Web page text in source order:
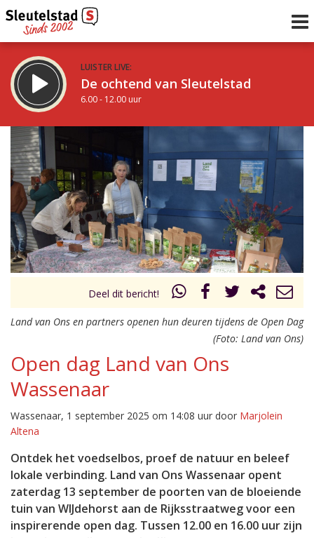
LUISTER LIVE:
De ochtend van Sleutelstad
6.00 - 12.00 uur
STRAKS:
De middag van Sleutelstad
12.00 - 18.00 uur
Vorig uur
uur 1 van 0 Volgend uur
Inklappen
Deel dit bericht!
Land van Ons en partners openen hun deuren tijdens de Open Dag
(Foto: Land van Ons)
Open dag Land van Ons
Wassenaar
Wassenaar, 1 september 2025 om 14:08 uur door Marjolein
Altena
Ontdek het voedselbos, proef de natuur en beleef
lokale verbinding. Land van Ons Wassenaar opent
zaterdag 13 september de poorten van de bloeiende
tuin van WIJdehorst aan de Rijksstraatweg voor een
inspirerende open dag. Tussen 12.00 en 16.00 uur zijn